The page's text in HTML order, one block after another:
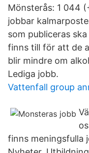
Mönsterås: 1 044
jobbar
som publiceras
finns till för att de
blir mindre om
Lediga jobb.
Vattenfall group
finns meningsfulla